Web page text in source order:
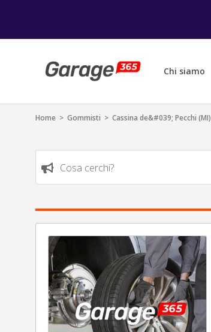
Chi siamo
Home > Gommisti > Cassina de&#039; Pecchi (MI)
Cosa cerchi?